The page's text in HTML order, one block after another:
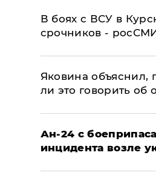
В боях с ВСУ в
срочников -
Яковина
ли это говорить об
Ан-24 с
инцидента возле